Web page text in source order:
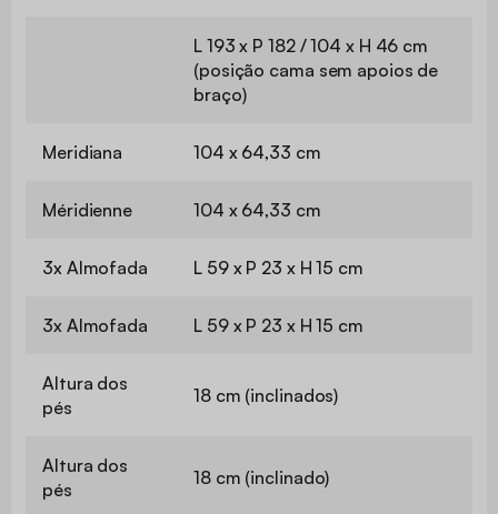
L 193 x P 182 / 104 x H 46 cm
(posição cama sem apoios de
braço)
Meridiana 104 x 64,33 cm
Méridienne 104 x 64,33 cm
3x Almofada L 59 x P 23 x H 15 cm
3x Almofada L 59 x P 23 x H 15 cm
Altura dos
pés
18 cm (inclinados)
Altura dos
pés
18 cm (inclinado)